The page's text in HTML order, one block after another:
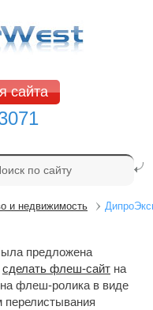
сайта
и недвижимость
предложена
сделать флеш-сайт на
флеш-ролика в виде
перелистывания